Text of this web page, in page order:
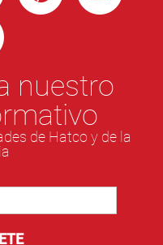
nuestro
de Hatco y de la